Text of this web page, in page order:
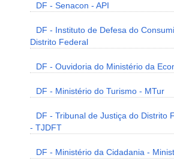
DF - Senacon - API
DF - Instituto de Defesa do
Distrito Federal
DF - Ouvidoria do Ministério da
DF - Ministério do Turismo - MTur
DF - Tribunal de Justiça do Distrito
- TJDFT
DF - Ministério da Cidadania -